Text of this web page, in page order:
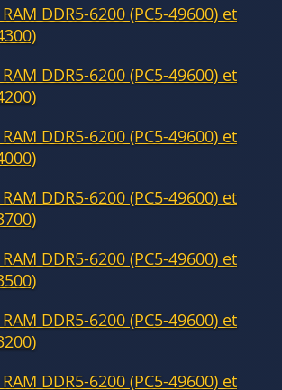
DDR5-6200 (PC5-49600) et
DDR5-6200 (PC5-49600) et
DDR5-6200 (PC5-49600) et
DDR5-6200 (PC5-49600) et
DDR5-6200 (PC5-49600) et
DDR5-6200 (PC5-49600) et
DDR5-6200 (PC5-49600) et